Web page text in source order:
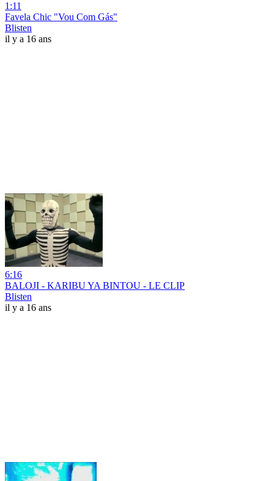
1:11
Favela Chic "Vou Com Gás"
Blisten
il y a 16 ans
6:16
BALOJI - KARIBU YA BINTOU - LE CLIP
Blisten
il y a 16 ans